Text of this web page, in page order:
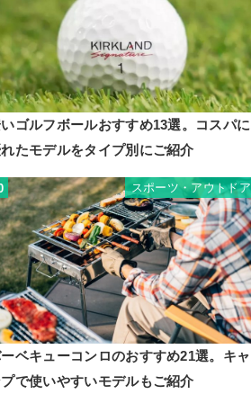
ゴルフボールおすすめ13選。コスパに
たモデルをタイプ別にご紹介
スポーツ・アウトドア
ベキューコンロのおすすめ21選。キャ
で使いやすいモデルもご紹介